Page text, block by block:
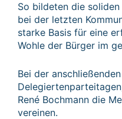
So bildeten die
bei der letzten
starke Basis für eine
Wohle der Bürger im
Bei der
René Bochmann die
vereinen.